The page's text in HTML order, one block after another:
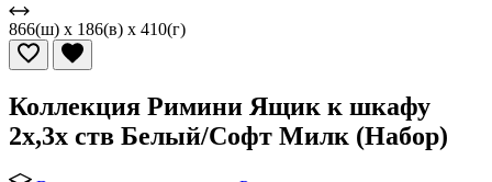
866(ш) x 186(в) x 410(г)
Коллекция Римини Ящик к шкафу
2х,3х ств Белый/Софт Милк (Набор)